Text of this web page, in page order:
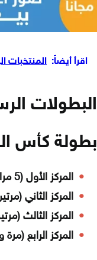
اقرأ أيضاً: المنتخبات
البطولات
بطولة كأس
المركز الأول (5 مرات):
المركز الثاني
المركز الثالث
المركز الرابع (مرة